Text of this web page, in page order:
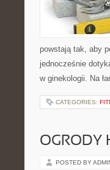
powstają tak, aby
jednocześnie
w ginekologii. Na
CATEGORIES:
OGRODY
POSTED BY